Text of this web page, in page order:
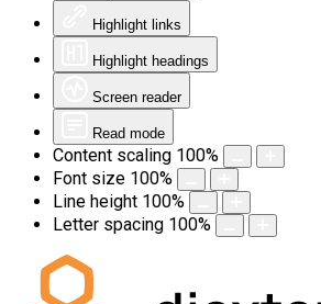
Highlight links
Highlight headings
Screen reader
Read mode
Content scaling 100%
Font size 100%
Line height 100%
Letter spacing 100%